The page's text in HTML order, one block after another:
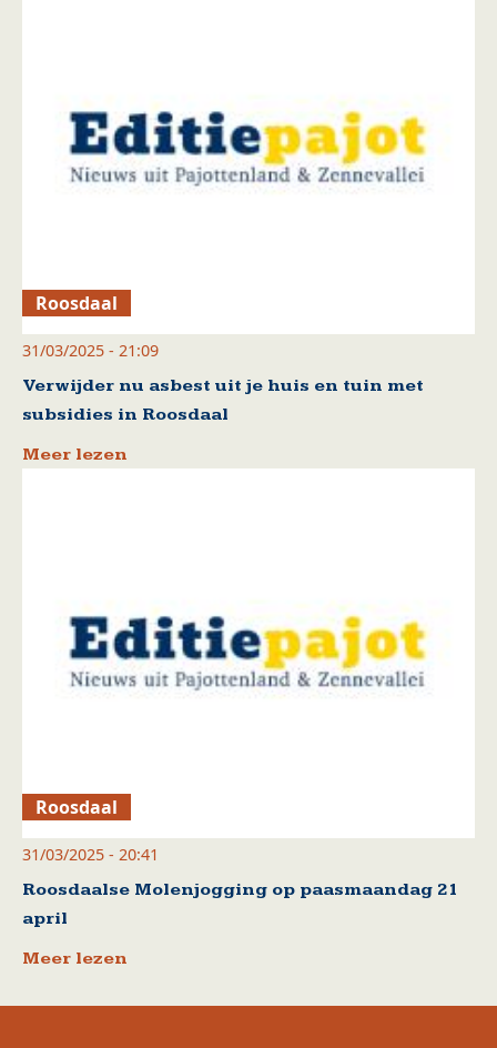
Roosdaal
31/03/2025 - 21:09
Verwijder nu asbest uit je huis en tuin met
subsidies in Roosdaal
Meer lezen
Roosdaal
31/03/2025 - 20:41
Roosdaalse Molenjogging op paasmaandag 21
april
Meer lezen